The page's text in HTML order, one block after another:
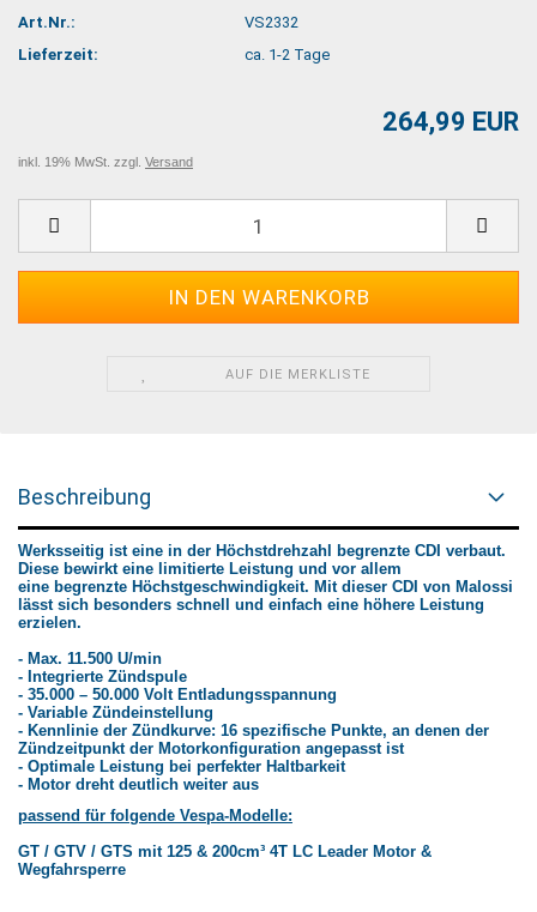
Art.Nr.:
VS2332
Lieferzeit:
ca. 1-2 Tage
264,99 EUR
inkl. 19% MwSt. zzgl. Versand
AUF DIE MERKLISTE
Beschreibung
Werksseitig ist eine in der Höchstdrehzahl begrenzte CDI verbaut.
Diese bewirkt eine limitierte Leistung und vor allem
eine begrenzte Höchstgeschwindigkeit. Mit dieser CDI von Malossi
lässt sich besonders schnell und einfach eine höhere Leistung
erzielen.
- Max. 11.500 U/min
- Integrierte Zündspule
- 35.000 – 50.000 Volt Entladungsspannung
- Variable Zündeinstellung
- Kennlinie der Zündkurve: 16 spezifische Punkte, an denen der
Zündzeitpunkt der Motorkonfiguration angepasst ist
- Optimale Leistung bei perfekter Haltbarkeit
- Motor dreht deutlich weiter aus
passend für folgende Vespa-Modelle:
GT / GTV / GTS mit 125 & 200cm³ 4T LC Leader Motor &
Wegfahrsperre